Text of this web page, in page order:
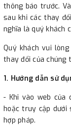
thông báo trước.
sau khi các thay
nghĩa là quý khách
Quý khách vui
thay đổi của chúng
1. Hướng dẫn sử
- Khi vào web của
hoặc truy cập dưới
hợp pháp.